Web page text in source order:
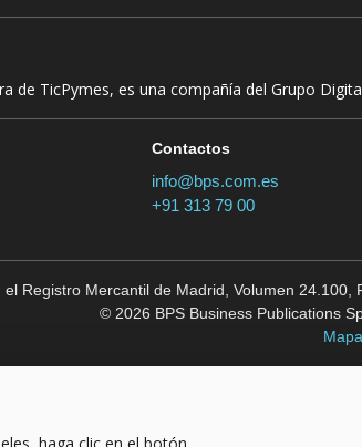
de TicPymes, es una compañía del Grupo
Contactos
info@bps.com.es
+91 313 79 00
el Registro Mercantil de Madrid, Volumen
© 2026 BPS Business Publications